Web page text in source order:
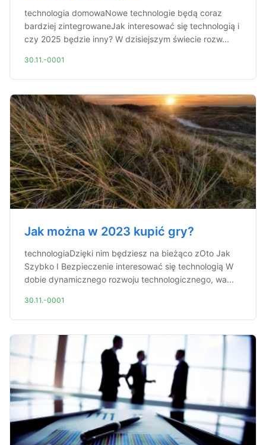
technologia domowaNowe technologie będą coraz
bardziej zintegrowaneJak interesować się technologią i
czy 2025 będzie inny? W dzisiejszym świecie rozw...
30.11.-0001
Jak można w 2023 kupić gry?
technologiaDzięki nim będziesz na bieżąco zOto Jak
Szybko I Bezpieczenie interesować się technologią W
dobie dynamicznego rozwoju technologicznego, wa...
30.11.-0001